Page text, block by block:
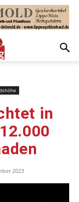
in
2023